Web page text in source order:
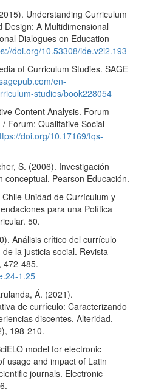
Understanding Curriculum
A Multidimensional
Dialogues on Education
doi.org/10.53308/ide.v2i2.193
of Curriculum Studies. SAGE
en-
studies/book228054
Content Analysis. Forum
Forum: Qualitative Social
doi.org/10.17169/fqs-
S. (2006). Investigación
conceptual. Pearson Educación.
Unidad de Currículum y
para una Política
50.
Análisis crítico del currículo
la justicia social. Revista
472-485.
1.25
Á. (2021).
de currículo: Caracterizando
discentes. Alteridad.
198-210.
model for electronic
usage and impact of Latin
journals. Electronic